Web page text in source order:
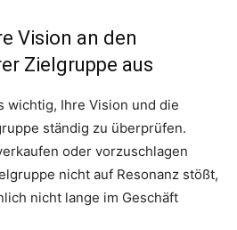
Vision an den
Zielgruppe aus
wichtig, Ihre Vision und die
ständig zu überprüfen.
oder vorzuschlagen
nicht auf Resonanz stößt,
nicht lange im Geschäft